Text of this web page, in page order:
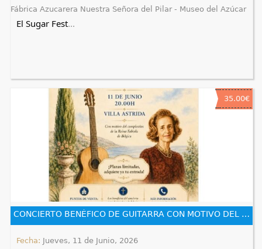
Fábrica Azucarera Nuestra Señora del Pilar - Museo del Azúcar
El Sugar Fest...
35.00€
CONCIERTO BENÉFICO DE GUITARRA CON MOTIVO DEL CUMPLEAÑOS DE LA REINA FABIOLA DE BÉLGICA
Fecha: Jueves, 11 de Junio, 2026